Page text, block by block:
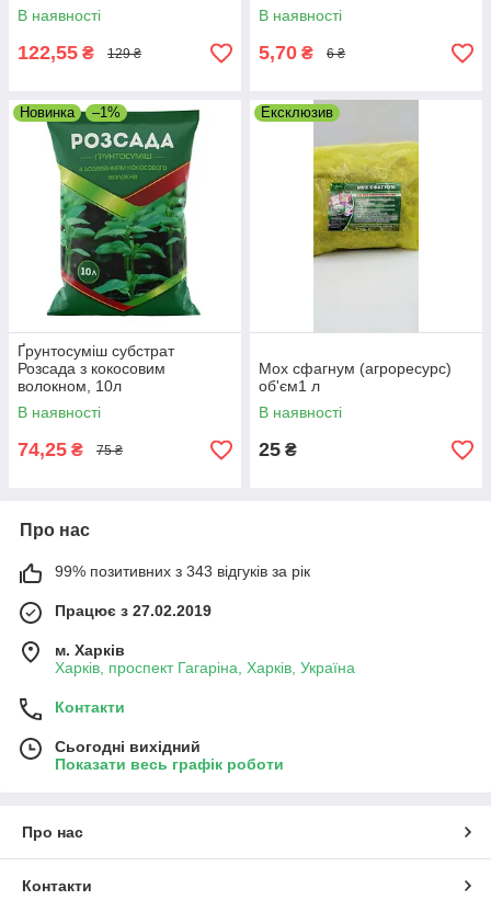
В наявності
122,55 ₴ 129 ₴
В наявності
5,70 ₴ 6 ₴
Новинка –1%
Ґрунтосуміш субстрат
Розсада з кокосовим
волокном, 10л
В наявності
74,25 ₴ 75 ₴
Ексклюзив
Мох сфагнум (агроресурс)
об'єм1 л
В наявності
25 ₴
Про нас
99% позитивних з 343 відгуків за рік
Працює з 27.02.2019
м. Харків
Харків, проспект Гагаріна, Харків, Україна
Контакти
Сьогодні вихідний
Показати весь графік роботи
Про нас
Контакти